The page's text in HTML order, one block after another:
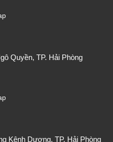
Quyền, TP. Hải Phòng
Kênh Dương, TP. Hải Phòng